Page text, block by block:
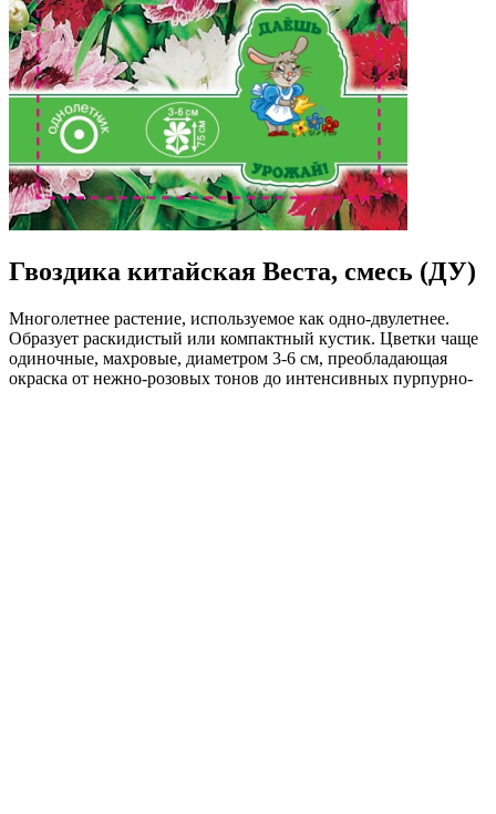
Гвоздика китайская Веста, смесь (ДУ)
Многолетнее растение, используемое как одно-двулетнее.
Образует раскидистый или компактный кустик. Цветки чаще
одиночные, махровые, диаметром 3-6 см, преобладающая
окраска от нежно-розовых тонов до интенсивных пурпурно-